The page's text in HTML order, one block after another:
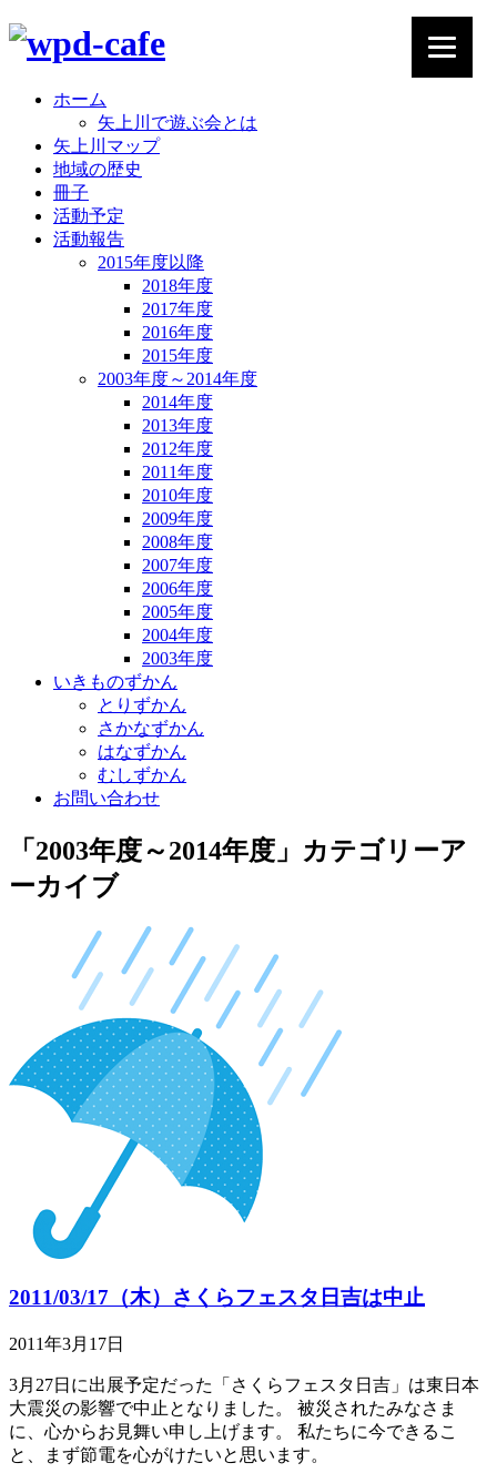
ホーム
矢上川で遊ぶ会とは
矢上川マップ
地域の歴史
冊子
活動予定
活動報告
2015年度以降
2018年度
2017年度
2016年度
2015年度
2003年度～2014年度
2014年度
2013年度
2012年度
2011年度
2010年度
2009年度
2008年度
2007年度
2006年度
2005年度
2004年度
2003年度
いきものずかん
とりずかん
さかなずかん
はなずかん
むしずかん
お問い合わせ
「 2003年度～2014年度 」カテゴリーア
ーカイブ
2011/03/17（木）さくらフェスタ日吉は中止
2011年3月17日
3月27日に出展予定だった「さくらフェスタ日吉」は東日本
大震災の影響で中止となりました。 被災されたみなさま
に、心からお見舞い申し上げます。 私たちに今できるこ
と、まず節電を心がけたいと思います。